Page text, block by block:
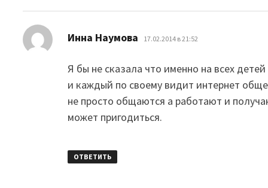
Инна Наумова 17.02.2014 в 21:52
Я бы не сказала что именно на всех
и каждый по своему видит интернет
не просто общаются а работают и
может пригодиться.
ОТВЕТИТЬ